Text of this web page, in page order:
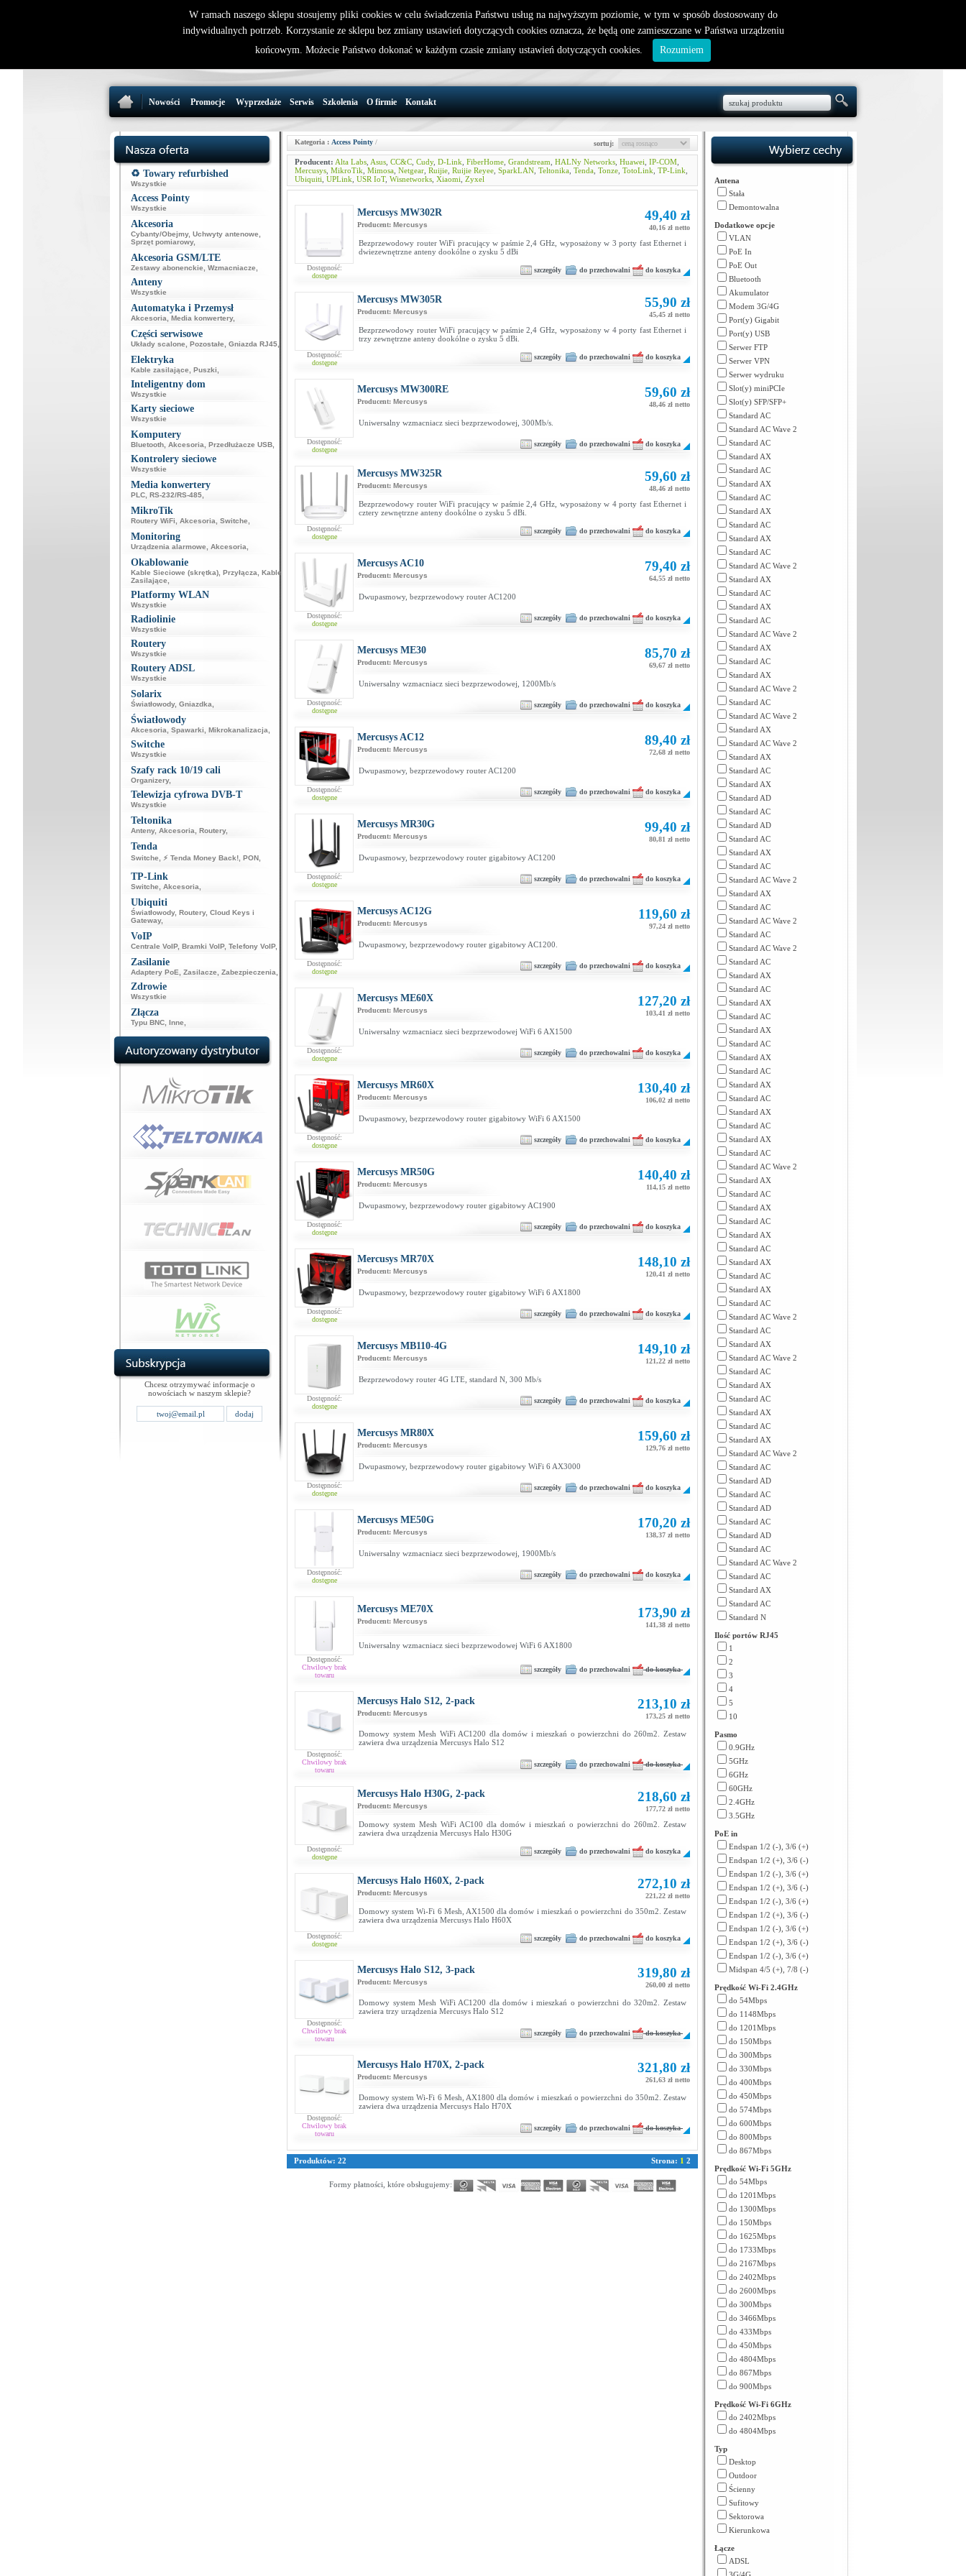
nowy klient
32 721 86 72
support@wirelesslan.com.pl
W koszyku jest 0 produktów(y)
Nowości Promocje Wyprzedaże Serwis Szkolenia O firmie Kontakt
♻️ Towary refurbished
Wszystkie
Access Pointy
Wszystkie
Akcesoria
Cybanty/Obejmy, Uchwyty antenowe
Sprzęt pomiarowy,
Akcesoria GSM/LTE
Zestawy abonenckie Wzmacniacze
Anteny
Wszystkie
Automatyka i Przemysł
Akcesoria Media konwertery,
Części serwisowe
Układy scalone Pozostałe Gniazda RJ45,
Elektryka
Kable zasilające Puszki
Inteligentny dom
Wszystkie
Karty sieciowe
Wszystkie
Komputery
Bluetooth, Akcesoria Przedłużacze USB,
Kontrolery sieciowe
Wszystkie
Media konwertery
PLC, RS-232/RS-485,
MikroTik
Routery WiFi Akcesoria Switche
Monitoring
Urządzenia alarmowe Akcesoria
Okablowanie
Kable Sieciowe (skrętka), Przyłącza
Kable
Zasilające
Platformy WLAN
Wszystkie
Radiolinie
Wszystkie
Routery
Wszystkie
Routery ADSL
Wszystkie
Solarix
Światłowody, Gniazdka
Światłowody
Akcesoria Spawarki Mikrokanalizacja
Switche
Wszystkie
Szafy rack 10/19 cali
Organizery,
Telewizja cyfrowa DVB-T
Wszystkie
Teltonika
Anteny, Akcesoria Routery,
Tenda
Switche ⚡ Tenda Money Back!, PON,
TP-Link
Switche Akcesoria
Ubiquiti
Światłowody, Routery, Cloud Keys i
Gateway,
VoIP
Centrale VoIP, Bramki VoIP, Telefony VoIP,
Zasilanie
Adaptery PoE Zasilacze Zabezpieczenia
Zdrowie
Wszystkie
Złącza
Typu BNC, Inne
Chcesz otrzymywać informacje o
nowościach w naszym sklepie?
Kategoria : Access Pointy / sortuj:
Producent: Alta Labs Asus CC&C Cudy, D-Link FiberHome Grandstream HALNy Networks Huawei IP-COM
Mercusys MikroTik Mimosa Netgear Ruijie Ruijie Reyee SparkLAN Teltonika Tenda Tonze TotoLink TP-Link
Ubiquiti UPLink USR IoT, Wisnetworks Xiaomi Zyxel
Dostępność:
dostępne
Mercusys MW302R
Producent: Mercusys
49,40 zł
40,16 zł netto
Bezprzewodowy router WiFi pracujący w paśmie 2,4 GHz, wyposażony w 3 porty fast Ethernet i
dwiezewnętrzne anteny dookólne o zysku 5 dBi
szczegóły do przechowalni do koszyka
Dostępność:
dostępne
Mercusys MW305R
Producent: Mercusys
55,90 zł
45,45 zł netto
Bezprzewodowy router WiFi pracujący w paśmie 2,4 GHz, wyposażony w 4 porty fast Ethernet i
trzy zewnętrzne anteny dookólne o zysku 5 dBi.
szczegóły do przechowalni do koszyka
Dostępność:
dostępne
Mercusys MW300RE
Producent: Mercusys
59,60 zł
48,46 zł netto
Uniwersalny wzmacniacz sieci bezprzewodowej, 300Mb/s.
szczegóły do przechowalni do koszyka
Dostępność:
dostępne
Mercusys MW325R
Producent: Mercusys
59,60 zł
48,46 zł netto
Bezprzewodowy router WiFi pracujący w paśmie 2,4 GHz, wyposażony w 4 porty fast Ethernet i
cztery zewnętrzne anteny dookólne o zysku 5 dBi.
szczegóły do przechowalni do koszyka
Dostępność:
dostępne
Mercusys AC10
Producent: Mercusys
79,40 zł
64,55 zł netto
Dwupasmowy, bezprzewodowy router AC1200
szczegóły do przechowalni do koszyka
Dostępność:
dostępne
Mercusys ME30
Producent: Mercusys
85,70 zł
69,67 zł netto
Uniwersalny wzmacniacz sieci bezprzewodowej, 1200Mb/s
szczegóły do przechowalni do koszyka
Dostępność:
dostępne
Mercusys AC12
Producent: Mercusys
89,40 zł
72,68 zł netto
Dwupasmowy, bezprzewodowy router AC1200
szczegóły do przechowalni do koszyka
Dostępność:
dostępne
Mercusys MR30G
Producent: Mercusys
99,40 zł
80,81 zł netto
Dwupasmowy, bezprzewodowy router gigabitowy AC1200
szczegóły do przechowalni do koszyka
Dostępność:
dostępne
Mercusys AC12G
Producent: Mercusys
119,60 zł
97,24 zł netto
Dwupasmowy, bezprzewodowy router gigabitowy AC1200.
szczegóły do przechowalni do koszyka
Dostępność:
dostępne
Mercusys ME60X
Producent: Mercusys
127,20 zł
103,41 zł netto
Uniwersalny wzmacniacz sieci bezprzewodowej WiFi 6 AX1500
szczegóły do przechowalni do koszyka
Dostępność:
dostępne
Mercusys MR60X
Producent: Mercusys
130,40 zł
106,02 zł netto
Dwupasmowy, bezprzewodowy router gigabitowy WiFi 6 AX1500
szczegóły do przechowalni do koszyka
Dostępność:
dostępne
Mercusys MR50G
Producent: Mercusys
140,40 zł
114,15 zł netto
Dwupasmowy, bezprzewodowy router gigabitowy AC1900
szczegóły do przechowalni do koszyka
Dostępność:
dostępne
Mercusys MR70X
Producent: Mercusys
148,10 zł
120,41 zł netto
Dwupasmowy, bezprzewodowy router gigabitowy WiFi 6 AX1800
szczegóły do przechowalni do koszyka
Dostępność:
dostępne
Mercusys MB110-4G
Producent: Mercusys
149,10 zł
121,22 zł netto
Bezprzewodowy router 4G LTE, standard N, 300 Mb/s
szczegóły do przechowalni do koszyka
Dostępność:
dostępne
Mercusys MR80X
Producent: Mercusys
159,60 zł
129,76 zł netto
Dwupasmowy, bezprzewodowy router gigabitowy WiFi 6 AX3000
szczegóły do przechowalni do koszyka
Dostępność:
dostępne
Mercusys ME50G
Producent: Mercusys
170,20 zł
138,37 zł netto
Uniwersalny wzmacniacz sieci bezprzewodowej, 1900Mb/s
szczegóły do przechowalni do koszyka
Dostępność:
Chwilowy brak
towaru
Mercusys ME70X
Producent: Mercusys
173,90 zł
141,38 zł netto
Uniwersalny wzmacniacz sieci bezprzewodowej WiFi 6 AX1800
szczegóły do przechowalni do koszyka
Dostępność:
Chwilowy brak
towaru
Mercusys Halo S12, 2-pack
Producent: Mercusys
213,10 zł
173,25 zł netto
Domowy system Mesh WiFi AC1200 dla domów i mieszkań o powierzchni do 260m2. Zestaw
zawiera dwa urządzenia Mercusys Halo S12
szczegóły do przechowalni do koszyka
Dostępność:
dostępne
Mercusys Halo H30G, 2-pack
Producent: Mercusys
218,60 zł
177,72 zł netto
Domowy system Mesh WiFi AC100 dla domów i mieszkań o powierzchni do 260m2. Zestaw
zawiera dwa urządzenia Mercusys Halo H30G
szczegóły do przechowalni do koszyka
Dostępność:
dostępne
Mercusys Halo H60X, 2-pack
Producent: Mercusys
272,10 zł
221,22 zł netto
Domowy system Wi-Fi 6 Mesh, AX1500 dla domów i mieszkań o powierzchni do 350m2. Zestaw
zawiera dwa urządzenia Mercusys Halo H60X
szczegóły do przechowalni do koszyka
Dostępność:
Chwilowy brak
towaru
Mercusys Halo S12, 3-pack
Producent: Mercusys
319,80 zł
260,00 zł netto
Domowy system Mesh WiFi AC1200 dla domów i mieszkań o powierzchni do 320m2. Zestaw
zawiera trzy urządzenia Mercusys Halo S12
szczegóły do przechowalni do koszyka
Dostępność:
Chwilowy brak
towaru
Mercusys Halo H70X, 2-pack
Producent: Mercusys
321,80 zł
261,63 zł netto
Domowy system Wi-Fi 6 Mesh, AX1800 dla domów i mieszkań o powierzchni do 350m2. Zestaw
zawiera dwa urządzenia Mercusys Halo H70X
szczegóły do przechowalni do koszyka
Produktów: 22 Strona: 1 2
Formy płatności, które obsługujemy:
Antena
Stała
Demontowalna
Dodatkowe opcje
VLAN
PoE In
PoE Out
Bluetooth
Akumulator
Modem 3G/4G
Port(y) Gigabit
Port(y) USB
Serwer FTP
Serwer VPN
Serwer wydruku
Slot(y) miniPCIe
Slot(y) SFP/SFP+
Standard AC
Standard AC Wave 2
Standard AC
Standard AX
Standard AC
Standard AX
Standard AC
Standard AX
Standard AC
Standard AX
Standard AC
Standard AC Wave 2
Standard AX
Standard AC
Standard AX
Standard AC
Standard AC Wave 2
Standard AX
Standard AC
Standard AX
Standard AC Wave 2
Standard AC
Standard AC Wave 2
Standard AX
Standard AC Wave 2
Standard AX
Standard AC
Standard AX
Standard AD
Standard AC
Standard AD
Standard AC
Standard AX
Standard AC
Standard AC Wave 2
Standard AX
Standard AC
Standard AC Wave 2
Standard AC
Standard AC Wave 2
Standard AC
Standard AX
Standard AC
Standard AX
Standard AC
Standard AX
Standard AC
Standard AX
Standard AC
Standard AX
Standard AC
Standard AX
Standard AC
Standard AX
Standard AC
Standard AC Wave 2
Standard AX
Standard AC
Standard AX
Standard AC
Standard AX
Standard AC
Standard AX
Standard AC
Standard AX
Standard AC
Standard AC Wave 2
Standard AC
Standard AX
Standard AC Wave 2
Standard AC
Standard AX
Standard AC
Standard AX
Standard AC
Standard AX
Standard AC Wave 2
Standard AC
Standard AD
Standard AC
Standard AD
Standard AC
Standard AD
Standard AC
Standard AC Wave 2
Standard AC
Standard AX
Standard AC
Standard N
Ilość portów RJ45
1
2
3
4
5
10
Pasmo
0.9GHz
5GHz
6GHz
60GHz
2.4GHz
3.5GHz
PoE in
Endspan 1/2 (-), 3/6 (+)
Endspan 1/2 (+), 3/6 (-)
Endspan 1/2 (-), 3/6 (+)
Endspan 1/2 (+), 3/6 (-)
Endspan 1/2 (-), 3/6 (+)
Endspan 1/2 (+), 3/6 (-)
Endspan 1/2 (-), 3/6 (+)
Endspan 1/2 (+), 3/6 (-)
Endspan 1/2 (-), 3/6 (+)
Midspan 4/5 (+), 7/8 (-)
Prędkość Wi-Fi 2.4GHz
do 54Mbps
do 1148Mbps
do 1201Mbps
do 150Mbps
do 300Mbps
do 330Mbps
do 400Mbps
do 450Mbps
do 574Mbps
do 600Mbps
do 800Mbps
do 867Mbps
Prędkość Wi-Fi 5GHz
do 54Mbps
do 1201Mbps
do 1300Mbps
do 150Mbps
do 1625Mbps
do 1733Mbps
do 2167Mbps
do 2402Mbps
do 2600Mbps
do 300Mbps
do 3466Mbps
do 433Mbps
do 450Mbps
do 4804Mbps
do 867Mbps
do 900Mbps
Prędkość Wi-Fi 6GHz
do 2402Mbps
do 4804Mbps
Typ
Desktop
Outdoor
Ścienny
Sufitowy
Sektorowa
Kierunkowa
Łącze
ADSL
W ramach naszego sklepu stosujemy pliki cookies w celu świadczenia Państwu usług na najwyższym poziomie, w tym w sposób dostosowany do
indywidualnych potrzeb. Korzystanie ze sklepu bez zmiany ustawień dotyczących cookies oznacza, że będą one zamieszczane w Państwa urządzeniu
końcowym. Możecie Państwo dokonać w każdym czasie zmiany ustawień dotyczących cookies.
Rozumiem